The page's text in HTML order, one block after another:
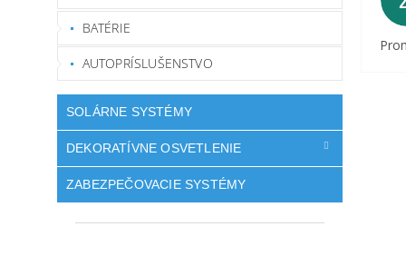
BATÉRIE
AUTOPRÍSLUŠENSTVO
SOLÁRNE SYSTÉMY
DEKORATÍVNE OSVETLENIE
ZABEZPEČOVACIE SYSTÉMY